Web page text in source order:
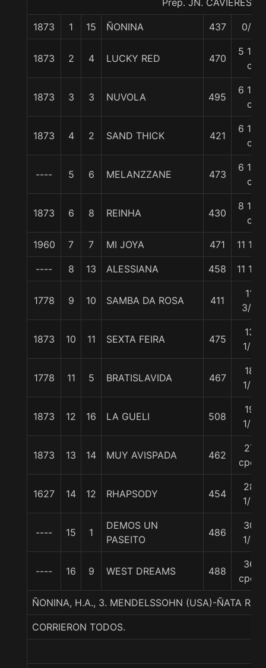
Prep. JN. CAVIERES A.
1873 1 15 ÑONINA 437 0/0
1873 2 4 LUCKY RED 470
5 1/4
c
1873 3 3 NUVOLA 495
6 1/2
c
1873 4 2 SAND THICK 421
6 1/2
c
---- 5 6 MELANZZANE 473
6 1/2
c
1873 6 8 REINHA 430
8 1/4
c
1960 7 7 MI JOYA 471 11 1/2
---- 8 13 ALESSIANA 458 11 1/2
1778 9 10 SAMBA DA ROSA 411
11
3/4
1873 10 11 SEXTA FEIRA 475
13
1/2
1778 11 5 BRATISLAVIDA 467
18
1/2
1873 12 16 LA GUELI 508
19
1/2
1873 13 14 MUY AVISPADA 462
27
cpos
1627 14 12 RHAPSODY 454
28
1/2
---- 15 1
DEMOS UN
PASEITO
486
30
1/4
---- 16 9 WEST DREAMS 488
36
cpos
ÑONINA, H.A., 3. MENDELSSOHN (USA)-ÑATA
CORRIERON TODOS.